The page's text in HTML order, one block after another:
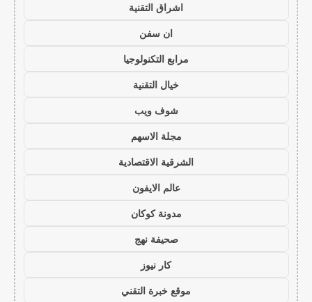
اشراق التقنية
ان سفن
مرابع التكنولوجيا
خيال التقنية
شوف ويب
مجلة الاسهم
الشرقية الاقتصادية
عالم الايفون
مدونة كوكان
صحيفة نهج
كار نيوز
موقع خبرة التقني